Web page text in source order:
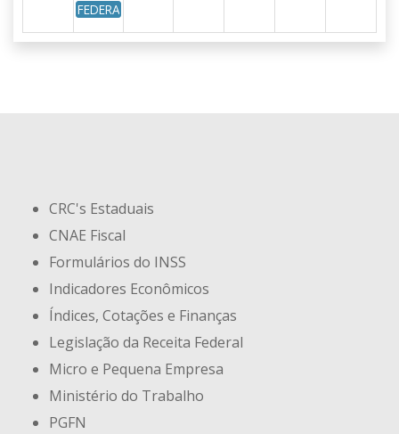
FEDERAL - Calendário Federal - Data de vencimento:
CRC's Estaduais
CNAE Fiscal
Formulários do INSS
Indicadores Econômicos
Índices, Cotações e Finanças
Legislação da Receita Federal
Micro e Pequena Empresa
Ministério do Trabalho
PGFN